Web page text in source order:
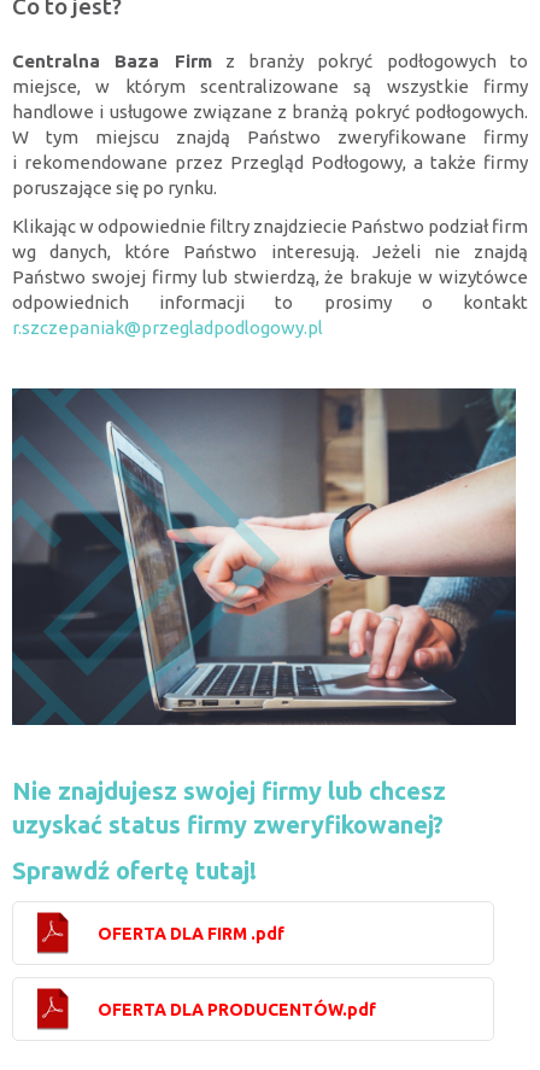
Co to jest?
Centralna Baza Firmz branży pokryć podłogowych to
miejsce, w którym scentralizowane są wszystkie firmy
handlowe i usługowe związane z branżą pokryć podłogowych.
W tym miejscu znajdą Państwo zweryfikowane firmy
i rekomendowane przez Przegląd Podłogowy, a także firmy
poruszające się po rynku.
Klikając w odpowiednie filtry znajdziecie Państwo podział firm
wg danych, które Państwo interesują. Jeżeli nie znajdą
Państwo swojej firmy lub stwierdzą, że brakuje w wizytówce
odpowiednich informacji to prosimy o kontakt
r.szczepaniak@przegladpodlogowy.pl
Nie znajdujesz swojej firmy lub chcesz
uzyskać status firmy zweryfikowanej?
Sprawdź ofertę tutaj!
OFERTA DLA FIRM .pdf
OFERTA DLA PRODUCENTÓW.pdf